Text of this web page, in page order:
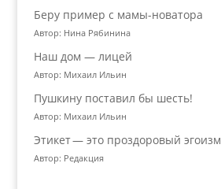
Беру пример с мамы-новатора
Автор: Нина Рябинина
Наш дом — лицей
Автор: Михаил Ильин
Пушкину поставил бы шесть!
Автор: Михаил Ильин
Этикет — это проздоровый эгоизм
Автор: Редакция